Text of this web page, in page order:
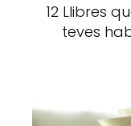
12 Llibres
teves